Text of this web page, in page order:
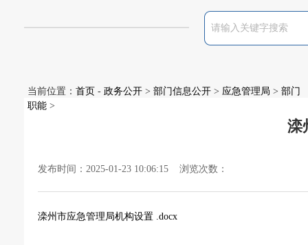
当前位置： 首页 - 政务公开 > 部门信息公开 > 应急管理局 > 部门
职能 >
滦
发布时间：2025-01-23 10:06:15 浏览次数：
滦州市应急管理局机构设置 .docx